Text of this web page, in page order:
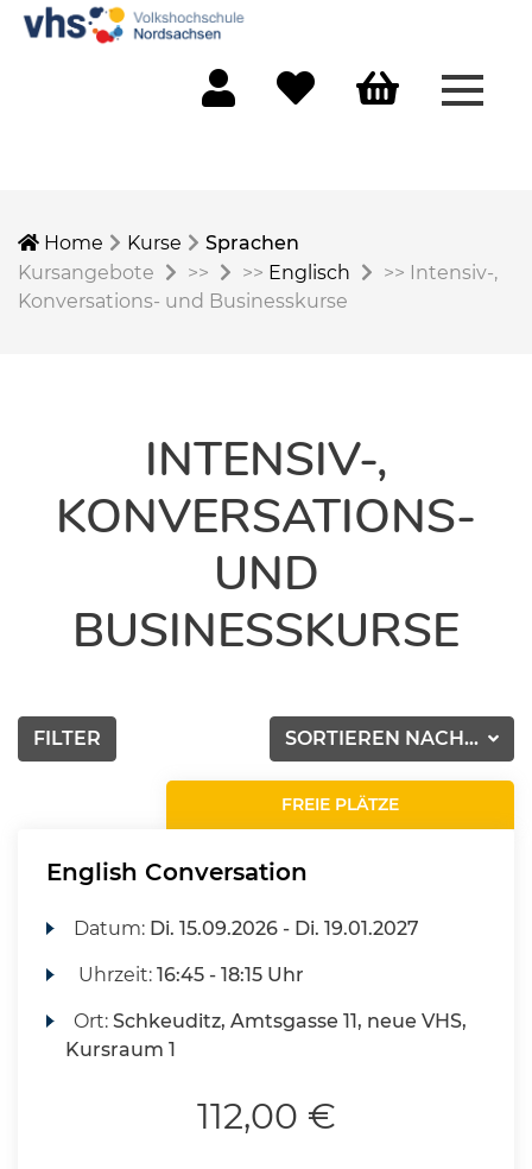
Home Kurse
Sprachen
Kursangebote
>> >> Englisch >> Intensiv-,
Konversations- und Businesskurse
INTENSIV-,
KONVERSATIONS-
UND
BUSINESSKURSE
SORTIEREN NACH...
FILTER
FREIE PLÄTZE
English Conversation
Datum: Di. 15.09.2026 - Di. 19.01.2027
Uhrzeit:16:45 - 18:15 Uhr
Ort:Schkeuditz, Amtsgasse 11, neue VHS,
Kursraum 1
112,00 €